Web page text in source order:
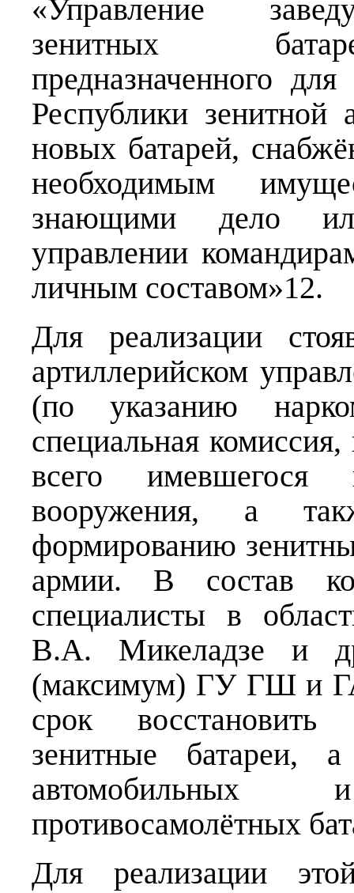
«Управление
зенитных
предназначенного
Республики зенитной
новых батарей,
необходимым
знающими дело
управлении
личным составом»12.
Для реализации
артиллерийском
(по указанию
специальная
всего имевшегося
вооружения, а
формированию
армии. В состав
специалисты в
В.А. Микеладзе и
(максимум) ГУ ГШ и
срок восстановить
зенитные батареи,
противосамолётных
Для реализации